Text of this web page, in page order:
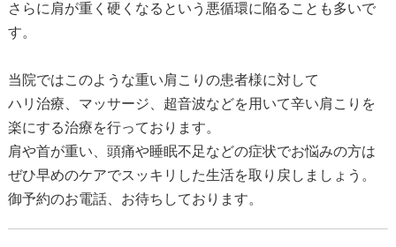
さらに肩が重く硬くなるという悪循環に陥ることも多いで
す。
当院ではこのような重い肩こりの患者様に対して
ハリ治療、マッサージ、超音波などを用いて辛い肩こりを
楽にする治療を行っております。
肩や首が重い、頭痛や睡眠不足などの症状でお悩みの方は
ぜひ早めのケアでスッキリした生活を取り戻しましょう。
御予約のお電話、お待ちしております。